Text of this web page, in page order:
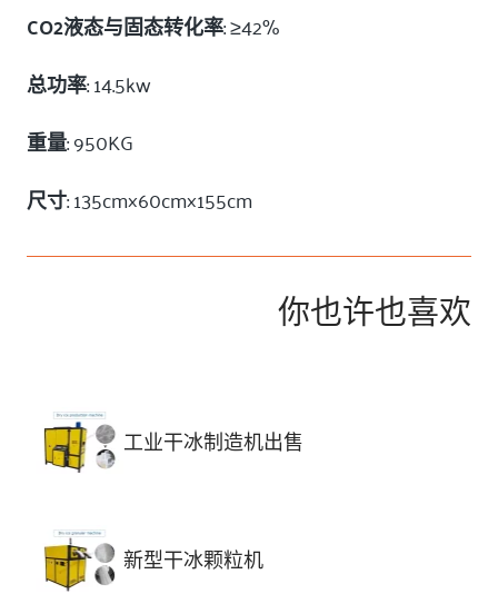
CO2液态与固态转化率: ≥42%
总功率: 14.5kw
重量: 950KG
尺寸: 135cm×60cm×155cm
你也许也喜欢
工业干冰制造机出售
新型干冰颗粒机